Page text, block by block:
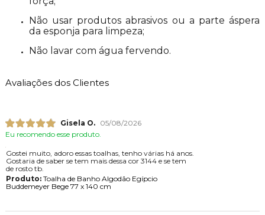
Não usar produtos abrasivos ou a parte áspera
da esponja para limpeza;
Não lavar com água fervendo.
Avaliações dos Clientes
Gisela O.
05/08/2026
Eu recomendo esse produto.
Gostei muito, adoro essas toalhas, tenho várias há anos.
Gostaria de saber se tem mais dessa cor 3144 e se tem
de rosto tb.
Produto:Toalha de Banho Algodão Egípcio
Buddemeyer Bege 77 x 140 cm